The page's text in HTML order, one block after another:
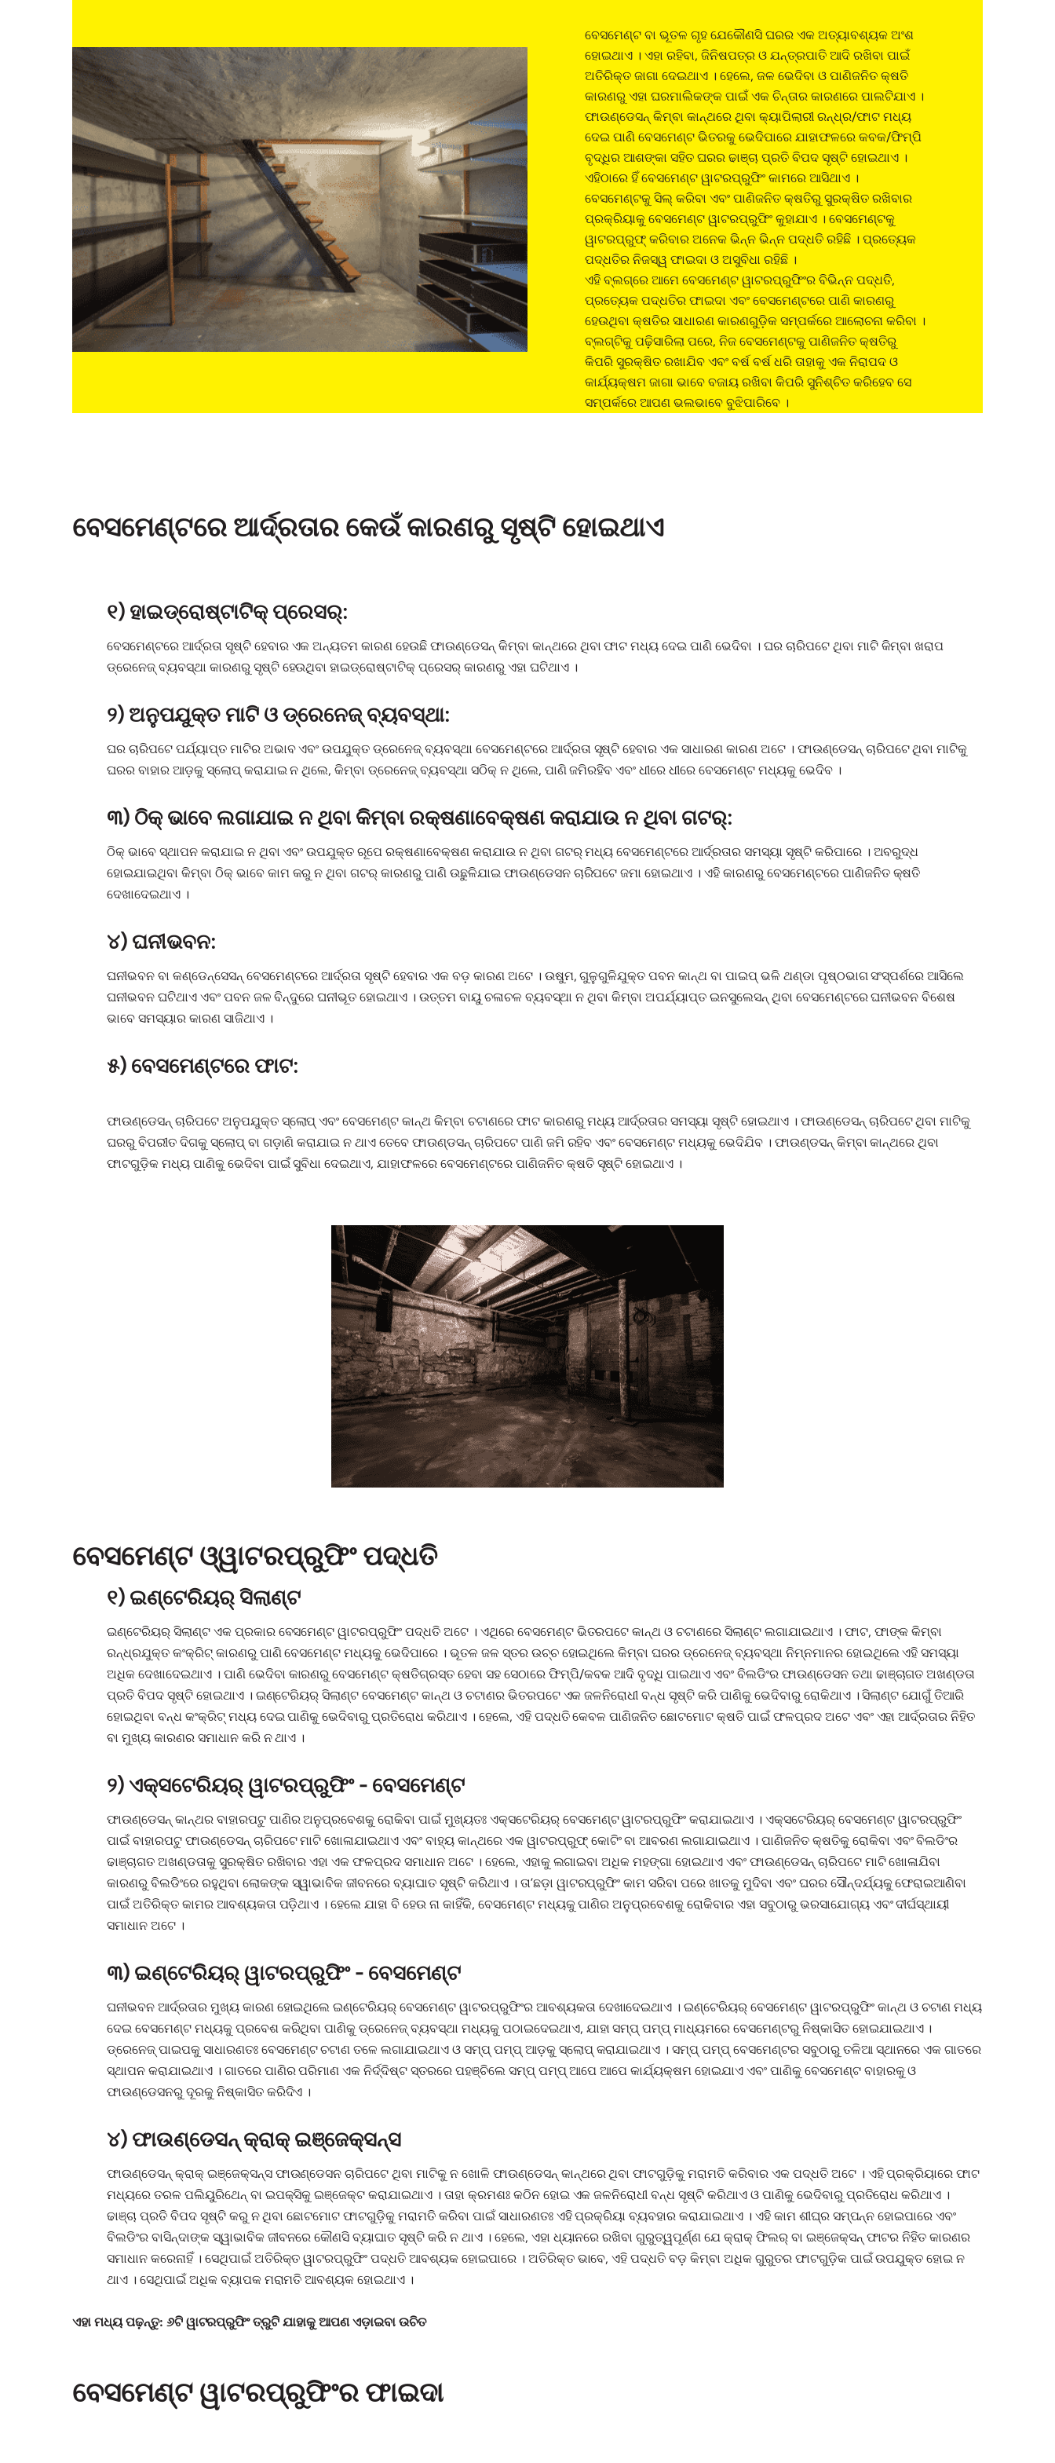
ବେସମେଣ୍ଟ ବା ଭୂତଳ ଗୃହ ଯେକୌଣସି ଘରର ଏକ ଅତ୍ୟାବଶ୍ୟକ ଅଂଶ
ହୋଇଥାଏ । ଏହା ରହିବା, ଜିନିଷପତ୍ର ଓ ଯନ୍ତ୍ରପାତି ଆଦି ରଖିବା ପାଇଁ
ଅତିରିକ୍ତ ଜାଗା ଦେଇଥାଏ । ହେଲେ, ଜଳ ଭେଦିବା ଓ ପାଣିଜନିତ କ୍ଷତି
କାରଣରୁ ଏହା ଘରମାଲିକଙ୍କ ପାଇଁ ଏକ ଚିନ୍ତାର କାରଣରେ ପାଲଟିଯାଏ ।
ଫାଉଣ୍ଡେସନ୍ କିମ୍ବା କାନ୍ଥରେ ଥିବା କ୍ୟାପିଲାରୀ ରନ୍ଧ୍ର/ଫାଟ ମଧ୍ୟ
ଦେଇ ପାଣି ବେସମେଣ୍ଟ ଭିତରକୁ ଭେଦିପାରେ ଯାହାଫଳରେ କବକ/ଫିମ୍ପି
ବୃଦ୍ଧିର ଆଶଙ୍କା ସହିତ ଘରର ଢାଞ୍ଚା ପ୍ରତି ବିପଦ ସୃଷ୍ଟି ହୋଇଥାଏ ।
ଏହିଠାରେ ହିଁ ବେସମେଣ୍ଟ ୱାଟରପ୍ରୁଫିଂ କାମରେ ଆସିଥାଏ ।
ବେସମେଣ୍ଟକୁ ସିଲ୍ କରିବା ଏବଂ ପାଣିଜନିତ କ୍ଷତିରୁ ସୁରକ୍ଷିତ ରଖିବାର
ପ୍ରକ୍ରିୟାକୁ ବେସମେଣ୍ଟ ୱାଟରପ୍ରୁଫିଂ କୁହାଯାଏ । ବେସମେଣ୍ଟକୁ
ୱାଟରପ୍ରୁଫ୍ କରିବାର ଅନେକ ଭିନ୍ନ ଭିନ୍ନ ପଦ୍ଧତି ରହିଛି । ପ୍ରତ୍ୟେକ
ପଦ୍ଧତିର ନିଜସ୍ୱ ଫାଇଦା ଓ ଅସୁବିଧା ରହିଛି ।
ଏହି ବ୍ଲଗ୍‌‌ରେ ଆମେ ବେସମେଣ୍ଟ ୱାଟରପ୍ରୁଫିଂର ବିଭିନ୍ନ ପଦ୍ଧତି,
ପ୍ରତ୍ୟେକ ପଦ୍ଧତିର ଫାଇଦା ଏବଂ ବେସମେଣ୍ଟରେ ପାଣି କାରଣରୁ
ହେଉଥିବା କ୍ଷତିର ସାଧାରଣ କାରଣଗୁଡ଼ିକ ସମ୍ପର୍କରେ ଆଲୋଚନା କରିବା ।
ବ୍ଲଗ୍‌‌ଟିକୁ ପଢ଼ିସାରିଲା ପରେ, ନିଜ ବେସମେଣ୍ଟକୁ ପାଣିଜନିତ କ୍ଷତିରୁ
କିପରି ସୁରକ୍ଷିତ ରଖାଯିବ ଏବଂ ବର୍ଷ ବର୍ଷ ଧରି ତାହାକୁ ଏକ ନିରାପଦ ଓ
କାର୍ଯ୍ୟକ୍ଷମ ଜାଗା ଭାବେ ବଜାୟ ରଖିବା କିପରି ସୁନିଶ୍ଚିତ କରିହେବ ସେ
ସମ୍ପର୍କରେ ଆପଣ ଭଲଭାବେ ବୁଝିପାରିବେ ।
ବେସମେଣ୍ଟରେ ଆର୍ଦ୍ରତାର କେଉଁ କାରଣରୁ ସୃଷ୍ଟି ହୋଇଥାଏ
୧) ହାଇଡ୍ରୋଷ୍ଟାଟିକ୍ ପ୍ରେସର୍:
ବେସମେଣ୍ଟରେ ଆର୍ଦ୍ରତା ସୃଷ୍ଟି ହେବାର ଏକ ଅନ୍ୟତମ କାରଣ ହେଉଛି ଫାଉଣ୍ଡେସନ୍ କିମ୍ବା କାନ୍ଥରେ ଥିବା ଫାଟ ମଧ୍ୟ ଦେଇ ପାଣି ଭେଦିବା । ଘର ଚାରିପଟେ ଥିବା ମାଟି କିମ୍ବା ଖରାପ
ଡ୍ରେନେଜ୍ ବ୍ୟବସ୍ଥା କାରଣରୁ ସୃଷ୍ଟି ହେଉଥିବା ହାଇଡ୍ରୋଷ୍ଟାଟିକ୍ ପ୍ରେସର୍ କାରଣରୁ ଏହା ଘଟିଥାଏ ।
୨) ଅନୁପଯୁକ୍ତ ମାଟି ଓ ଡ୍ରେନେଜ୍ ବ୍ୟବସ୍ଥା:
ଘର ଚାରିପଟେ ପର୍ଯ୍ୟାପ୍ତ ମାଟିର ଅଭାବ ଏବଂ ଉପଯୁକ୍ତ ଡ୍ରେନେଜ୍ ବ୍ୟବସ୍ଥା ବେସମେଣ୍ଟରେ ଆର୍ଦ୍ରତା ସୃଷ୍ଟି ହେବାର ଏକ ସାଧାରଣ କାରଣ ଅଟେ । ଫାଉଣ୍ଡେସନ୍ ଚାରିପଟେ ଥିବା ମାଟିକୁ
ଘରର ବାହାର ଆଡ଼କୁ ସ୍ଲୋପ୍ କରାଯାଇ ନ ଥିଲେ, କିମ୍ବା ଡ୍ରେନେଜ୍ ବ୍ୟବସ୍ଥା ସଠିକ୍ ନ ଥିଲେ, ପାଣି ଜମିରହିବ ଏବଂ ଧୀରେ ଧୀରେ ବେସମେଣ୍ଟ ମଧ୍ୟକୁ ଭେଦିବ ।
୩) ଠିକ୍ ଭାବେ ଲଗାଯାଇ ନ ଥିବା କିମ୍ବା ରକ୍ଷଣାବେକ୍ଷଣ କରାଯାଉ ନ ଥିବା ଗଟର୍:
ଠିକ୍ ଭାବେ ସ୍ଥାପନ କରାଯାଇ ନ ଥିବା ଏବଂ ଉପଯୁକ୍ତ ରୂପେ ରକ୍ଷଣାବେକ୍ଷଣ କରାଯାଉ ନ ଥିବା ଗଟର୍ ମଧ୍ୟ ବେସମେଣ୍ଟରେ ଆର୍ଦ୍ରତାର ସମସ୍ୟା ସୃଷ୍ଟି କରିପାରେ । ଅବରୁଦ୍ଧ
ହୋଇଯାଇଥିବା କିମ୍ବା ଠିକ୍ ଭାବେ କାମ କରୁ ନ ଥିବା ଗଟର୍ କାରଣରୁ ପାଣି ଉଛୁଳିଯାଇ ଫାଉଣ୍ଡେସନ ଚାରିପଟେ ଜମା ହୋଇଥାଏ । ଏହି କାରଣରୁ ବେସମେଣ୍ଟରେ ପାଣିଜନିତ କ୍ଷତି
ଦେଖାଦେଇଥାଏ ।
୪) ଘନୀଭବନ:
ଘନୀଭବନ ବା କଣ୍ଡେନ୍ସେସନ୍ ବେସମେଣ୍ଟରେ ଆର୍ଦ୍ରତା ସୃଷ୍ଟି ହେବାର ଏକ ବଡ଼ କାରଣ ଅଟେ । ଉଷୁମ, ଗୁଳୁଗୁଳିଯୁକ୍ତ ପବନ କାନ୍ଥ ବା ପାଇପ୍ ଭଳି ଥଣ୍ଡା ପୃଷ୍ଠଭାଗ ସଂସ୍ପର୍ଶରେ ଆସିଲେ
ଘନୀଭବନ ଘଟିଥାଏ ଏବଂ ପବନ ଜଳ ବିନ୍ଦୁରେ ଘନୀଭୂତ ହୋଇଥାଏ । ଉତ୍ତମ ବାୟୁ ଚଳାଚଳ ବ୍ୟବସ୍ଥା ନ ଥିବା କିମ୍ବା ଅପର୍ଯ୍ୟାପ୍ତ ଇନସୁଲେସନ୍ ଥିବା ବେସମେଣ୍ଟରେ ଘନୀଭବନ ବିଶେଷ
ଭାବେ ସମସ୍ୟାର କାରଣ ସାଜିଥାଏ ।
୫) ବେସମେଣ୍ଟରେ ଫାଟ:
ଫାଉଣ୍ଡେସନ୍ ଚାରିପଟେ ଅନୁପଯୁକ୍ତ ସ୍ଲୋପ୍ ଏବଂ ବେସମେଣ୍ଟ କାନ୍ଥ କିମ୍ବା ଚଟାଣରେ ଫାଟ କାରଣରୁ ମଧ୍ୟ ଆର୍ଦ୍ରତାର ସମସ୍ୟା ସୃଷ୍ଟି ହୋଇଥାଏ । ଫାଉଣ୍ଡେସନ୍ ଚାରିପଟେ ଥିବା ମାଟିକୁ
ଘରରୁ ବିପରୀତ ଦିଗକୁ ସ୍ଲୋପ୍ ବା ଗଡ଼ାଣି କରାଯାଇ ନ ଥାଏ ତେବେ ଫାଉଣ୍ଡସନ୍ ଚାରିପଟେ ପାଣି ଜମି ରହିବ ଏବଂ ବେସମେଣ୍ଟ ମଧ୍ୟକୁ ଭେଦିଯିବ । ଫାଉଣ୍ଡସନ୍ କିମ୍ବା କାନ୍ଥରେ ଥିବା
ଫାଟଗୁଡ଼ିକ ମଧ୍ୟ ପାଣିକୁ ଭେଦିବା ପାଇଁ ସୁବିଧା ଦେଇଥାଏ, ଯାହାଫଳରେ ବେସମେଣ୍ଟରେ ପାଣିଜନିତ କ୍ଷତି ସୃଷ୍ଟି ହୋଇଥାଏ ।
ବେସମେଣ୍ଟ ଓ୍ୱାଟରପ୍ରୁଫିଂ ପଦ୍ଧତି
୧) ଇଣ୍ଟେରିୟର୍ ସିଲାଣ୍ଟ
ଇଣ୍ଟେରିୟର୍ ସିଲାଣ୍ଟ ଏକ ପ୍ରକାର ବେସମେଣ୍ଟ ୱାଟରପ୍ରୁଫିଂ ପଦ୍ଧତି ଅଟେ । ଏଥିରେ ବେସମେଣ୍ଟ ଭିତରପଟେ କାନ୍ଥ ଓ ଚଟାଣରେ ସିଲାଣ୍ଟ ଲଗାଯାଇଥାଏ । ଫାଟ, ଫାଙ୍କ କିମ୍ବା
ରନ୍ଧ୍ରଯୁକ୍ତ କଂକ୍ରିଟ୍ କାରଣରୁ ପାଣି ବେସମେଣ୍ଟ ମଧ୍ୟକୁ ଭେଦିପାରେ । ଭୂତଳ ଜଳ ସ୍ତର ଉଚ୍ଚ ହୋଇଥିଲେ କିମ୍ବା ଘରର ଡ୍ରେନେଜ୍ ବ୍ୟବସ୍ଥା ନିମ୍ନମାନର ହୋଇଥିଲେ ଏହି ସମସ୍ୟା
ଅଧିକ ଦେଖାଦେଇଥାଏ । ପାଣି ଭେଦିବା କାରଣରୁ ବେସମେଣ୍ଟ କ୍ଷତିଗ୍ରସ୍ତ ହେବା ସହ ସେଠାରେ ଫିମ୍ପି/କବକ ଆଦି ବୃଦ୍ଧି ପାଇଥାଏ ଏବଂ ବିଲଡିଂର ଫାଉଣ୍ଡେସନ ତଥା ଢାଞ୍ଚାଗତ ଅଖଣ୍ଡତା
ପ୍ରତି ବିପଦ ସୃଷ୍ଟି ହୋଇଥାଏ । ଇଣ୍ଟେରିୟର୍ ସିଲାଣ୍ଟ ବେସମେଣ୍ଟ କାନ୍ଥ ଓ ଚଟାଣର ଭିତରପଟେ ଏକ ଜଳନିରୋଧୀ ବନ୍ଧ ସୃଷ୍ଟି କରି ପାଣିକୁ ଭେଦିବାରୁ ରୋକିଥାଏ । ସିଲାଣ୍ଟ ଯୋଗୁଁ ତିଆରି
ହୋଇଥିବା ବନ୍ଧ କଂକ୍ରିଟ୍ ମଧ୍ୟ ଦେଇ ପାଣିକୁ ଭେଦିବାରୁ ପ୍ରତିରୋଧ କରିଥାଏ । ହେଲେ, ଏହି ପଦ୍ଧତି କେବଳ ପାଣିଜନିତ ଛୋଟମୋଟ କ୍ଷତି ପାଇଁ ଫଳପ୍ରଦ ଅଟେ ଏବଂ ଏହା ଆର୍ଦ୍ରତାର ନିହିତ
ବା ମୁଖ୍ୟ କାରଣର ସମାଧାନ କରି ନ ଥାଏ ।
୨) ଏକ୍ସଟେରିୟର୍ ୱାଟରପ୍ରୁଫିଂ - ବେସମେଣ୍ଟ
ଫାଉଣ୍ଡେସନ୍ କାନ୍ଥର ବାହାରପଟୁ ପାଣିର ଅନୁପ୍ରବେଶକୁ ରୋକିବା ପାଇଁ ମୁଖ୍ୟତଃ ଏକ୍ସଟେରିୟର୍ ବେସମେଣ୍ଟ ୱାଟରପ୍ରୁଫିଂ କରାଯାଇଥାଏ । ଏକ୍ସଟେରିୟର୍ ବେସମେଣ୍ଟ ୱାଟରପ୍ରୁଫିଂ
ପାଇଁ ବାହାରପଟୁ ଫାଉଣ୍ଡେସନ୍‌‌‌ ଚାରିପଟେ ମାଟି ଖୋଳାଯାଇଥାଏ ଏବଂ ବାହ୍ୟ କାନ୍ଥରେ ଏକ ୱାଟରପ୍ରୁଫ୍ କୋଟିଂ ବା ଆବରଣ ଲଗାଯାଇଥାଏ । ପାଣିଜନିତ କ୍ଷତିକୁ ରୋକିବା ଏବଂ ବିଲଡିଂର
ଢାଞ୍ଚାଗତ ଅଖଣ୍ଡତାକୁ ସୁରକ୍ଷିତ ରଖିବାର ଏହା ଏକ ଫଳପ୍ରଦ ସମାଧାନ ଅଟେ । ହେଲେ, ଏହାକୁ ଲଗାଇବା ଅଧିକ ମହଙ୍ଗା ହୋଇଥାଏ ଏବଂ ଫାଉଣ୍ଡେସନ୍ ଚାରିପଟେ ମାଟି ଖୋଳାଯିବା
କାରଣରୁ ବିଲଡିଂରେ ରହୁଥିବା ଲୋକଙ୍କ ସ୍ୱାଭାବିକ ଜୀବନରେ ବ୍ୟାଘାତ ସୃଷ୍ଟି କରିଥାଏ । ତା’ଛଡ଼ା ୱାଟରପ୍ରୁଫିଂ କାମ ସରିବା ପରେ ଖାତକୁ ମୁଦିବା ଏବଂ ଘରର ସୌନ୍ଦର୍ଯ୍ୟକୁ ଫେରାଇଆଣିବା
ପାଇଁ ଅତିରିକ୍ତ କାମର ଆବଶ୍ୟକତା ପଡ଼ିଥାଏ । ହେଲେ ଯାହା ବି ହେଉ ନା କାହିଁକି, ବେସମେଣ୍ଟ ମଧ୍ୟକୁ ପାଣିର ଅନୁପ୍ରବେଶକୁ ରୋକିବାର ଏହା ସବୁଠାରୁ ଭରସାଯୋଗ୍ୟ ଏବଂ ଦୀର୍ଘସ୍ଥାୟୀ
ସମାଧାନ ଅଟେ ।
୩) ଇଣ୍ଟେରିୟର୍ ୱାଟରପ୍ରୁଫିଂ - ବେସମେଣ୍ଟ
ଘନୀଭବନ ଆର୍ଦ୍ରତାର ମୁଖ୍ୟ କାରଣ ହୋଇଥିଲେ ଇଣ୍ଟେରିୟର୍ ବେସମେଣ୍ଟ ୱାଟରପ୍ରୁଫିଂର ଆବଶ୍ୟକତା ଦେଖାଦେଇଥାଏ । ଇଣ୍ଟେରିୟର୍ ବେସମେଣ୍ଟ ୱାଟରପ୍ରୁଫିଂ କାନ୍ଥ ଓ ଚଟାଣ ମଧ୍ୟ
ଦେଇ ବେସମେଣ୍ଟ ମଧ୍ୟକୁ ପ୍ରବେଶ କରିଥିବା ପାଣିକୁ ଡ୍ରେନେଜ୍ ବ୍ୟବସ୍ଥା ମଧ୍ୟକୁ ପଠାଇଦେଇଥାଏ, ଯାହା ସମ୍ପ୍ ପମ୍ପ୍ ମାଧ୍ୟମରେ ବେସମେଣ୍ଟରୁ ନିଷ୍କାସିତ ହୋଇଯାଇଥାଏ ।
ଡ୍ରେନେଜ୍ ପାଇପକୁ ସାଧାରଣତଃ ବେସମେଣ୍ଟ ଚଟାଣ ତଳେ ଲଗାଯାଇଥାଏ ଓ ସମ୍ପ୍ ପମ୍ପ୍ ଆଡ଼କୁ ସ୍ଲୋପ୍ କରାଯାଇଥାଏ । ସମ୍ପ୍ ପମ୍ପ୍ ବେସମେଣ୍ଟର ସବୁଠାରୁ ତଳିଆ ସ୍ଥାନରେ ଏକ ଗାତରେ
ସ୍ଥାପନ କରାଯାଇଥାଏ । ଗାତରେ ପାଣିର ପରିମାଣ ଏକ ନିର୍ଦ୍ଦିଷ୍ଟ ସ୍ତରରେ ପହଞ୍ଚିଲେ ସମ୍ପ୍ ପମ୍ପ୍ ଆପେ ଆପେ କାର୍ଯ୍ୟକ୍ଷମ ହୋଇଯାଏ ଏବଂ ପାଣିକୁ ବେସମେଣ୍ଟ ବାହାରକୁ ଓ
ଫାଉଣ୍ଡେସନରୁ ଦୂରକୁ ନିଷ୍କାସିତ କରିଦିଏ ।
୪) ଫାଉଣ୍ଡେସନ୍ କ୍ରାକ୍ ଇଞ୍ଜେକ୍ସନ୍ସ
ଫାଉଣ୍ଡେସନ୍ କ୍ରାକ୍ ଇଞ୍ଜେକ୍ସନ୍ସ ଫାଉଣ୍ଡେସନ ଚାରିପଟେ ଥିବା ମାଟିକୁ ନ ଖୋଳି ଫାଉଣ୍ଡେସନ୍ କାନ୍ଥରେ ଥିବା ଫାଟଗୁଡ଼ିକୁ ମରାମତି କରିବାର ଏକ ପଦ୍ଧତି ଅଟେ । ଏହି ପ୍ରକ୍ରିୟାରେ ଫାଟ
ମଧ୍ୟରେ ତରଳ ପଲିୟୁରିଥେନ୍ ବା ଇପକ୍ସିକୁ ଇଞ୍ଜେକ୍ଟ କରାଯାଇଥାଏ । ତାହା କ୍ରମଶଃ କଠିନ ହୋଇ ଏକ ଜଳନିରୋଧୀ ବନ୍ଧ ସୃଷ୍ଟି କରିଥାଏ ଓ ପାଣିକୁ ଭେଦିବାରୁ ପ୍ରତିରୋଧ କରିଥାଏ ।
ଢାଞ୍ଚା ପ୍ରତି ବିପଦ ସୃଷ୍ଟି କରୁ ନ ଥିବା ଛୋଟମୋଟ ଫାଟଗୁଡ଼ିକୁ ମରାମତି କରିବା ପାଇଁ ସାଧାରଣତଃ ଏହି ପ୍ରକ୍ରିୟା ବ୍ୟବହାର କରାଯାଇଥାଏ । ଏହି କାମ ଶୀଘ୍ର ସମ୍ପନ୍ନ ହୋଇପାରେ ଏବଂ
ବିଲଡିଂର ବାସିନ୍ଦାଙ୍କ ସ୍ୱାଭାବିକ ଜୀବନରେ କୌଣସି ବ୍ୟାଘାତ ସୃଷ୍ଟି କରି ନ ଥାଏ । ହେଲେ, ଏହା ଧ୍ୟାନରେ ରଖିବା ଗୁରୁତ୍ୱପୂର୍ଣ୍ଣ ଯେ କ୍ରାକ୍ ଫିଲର୍ ବା ଇଞ୍ଜେକ୍ସନ୍ ଫାଟର ନିହିତ କାରଣର
ସମାଧାନ କରେନାହିଁ । ସେଥିପାଇଁ ଅତିରିକ୍ତ ୱାଟରପ୍ରୁଫିଂ ପଦ୍ଧତି ଆବଶ୍ୟକ ହୋଇପାରେ । ଅତିରିକ୍ତ ଭାବେ, ଏହି ପଦ୍ଧତି ବଡ଼ କିମ୍ବା ଅଧିକ ଗୁରୁତର ଫାଟଗୁଡ଼ିକ ପାଇଁ ଉପଯୁକ୍ତ ହୋଇ ନ
ଥାଏ । ସେଥିପାଇଁ ଅଧିକ ବ୍ୟାପକ ମରାମତି ଆବଶ୍ୟକ ହୋଇଥାଏ ।
ଏହା ମଧ୍ୟ ପଢ଼ନ୍ତୁ: ୬ଟି ୱାଟରପ୍ରୁଫିଂ ତ୍ରୁଟି ଯାହାକୁ ଆପଣ ଏଡ଼ାଇବା ଉଚିତ
ବେସମେଣ୍ଟ ୱାଟରପ୍ରୁଫିଂର ଫାଇଦା